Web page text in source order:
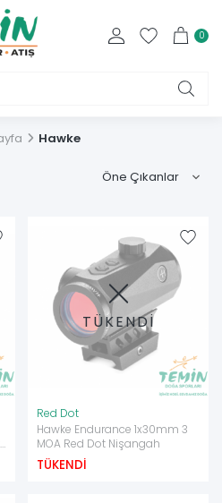
0
Hawke
TÜKENDİ
Red Dot
Hawke Endurance 1x30mm 3
MOA Red Dot Nişangah
TÜKENDİ